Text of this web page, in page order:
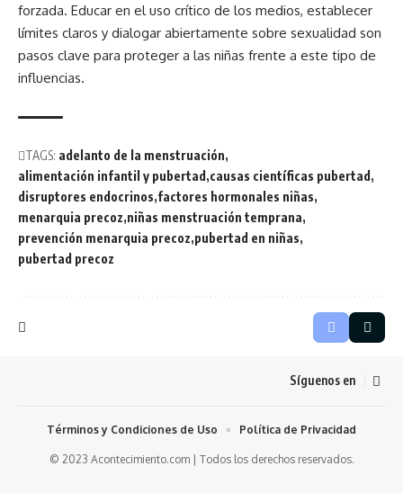
forzada. Educar en el uso crítico de los medios, establecer
límites claros y dialogar abiertamente sobre sexualidad son
pasos clave para proteger a las niñas frente a este tipo de
influencias.
TAGS: adelanto de la menstruación
alimentación infantil y pubertad causas científicas pubertad
disruptores endocrinos factores hormonales niñas
menarquia precoz niñas menstruación temprana
prevención menarquia precoz pubertad en niñas
pubertad precoz
Síguenos en
© 2023 Acontecimiento.com | Todos los derechos reservados.
Términos y Condiciones de Uso Política de Privacidad